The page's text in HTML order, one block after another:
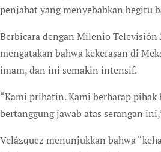
penjahat yang menyebabkan begitu
Berbicara dengan Milenio
mengatakan bahwa kekerasan di
imam, dan ini semakin intensif.
“Kami prihatin. Kami berharap
bertanggung jawab atas serangan
Velázquez menunjukkan bahwa